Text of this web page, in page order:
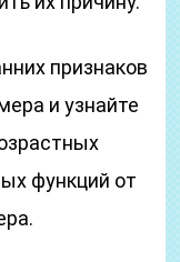
признаков
и узнайте
функций от